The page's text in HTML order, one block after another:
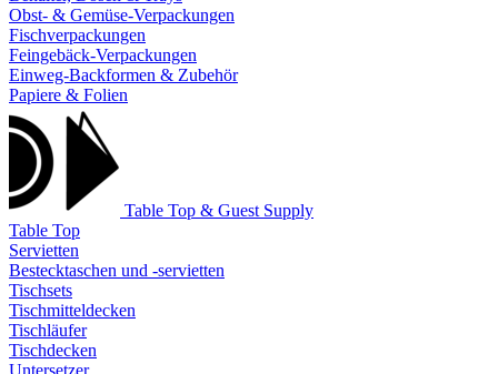
Obst- & Gemüse-Verpackungen
Fischverpackungen
Feingebäck-Verpackungen
Einweg-Backformen & Zubehör
Papiere & Folien
Table Top & Guest Supply
Table Top
Servietten
Bestecktaschen und -servietten
Tischsets
Tischmitteldecken
Tischläufer
Tischdecken